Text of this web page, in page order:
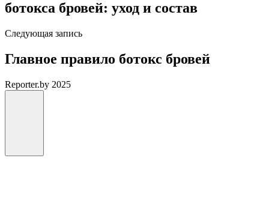
ботокса бровей: уход и состав
Следующая запись
Главное правило ботокс бровей
Reporter.by 2025